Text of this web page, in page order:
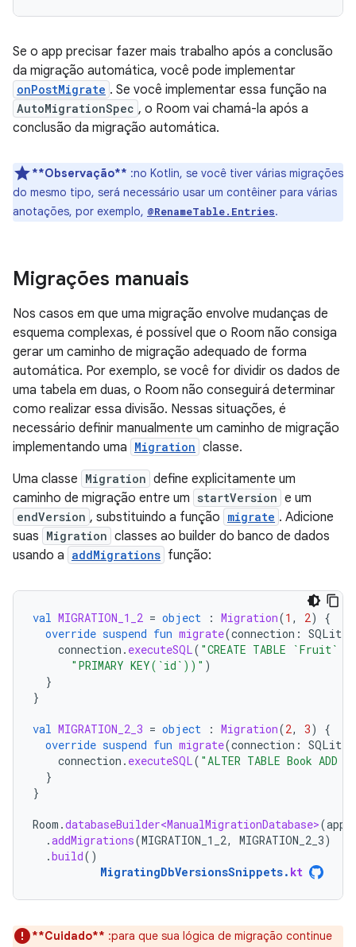
Se o app precisar fazer mais trabalho após a conclusão
da migração automática, você pode implementar
onPostMigrate . Se você implementar essa função na
AutoMigrationSpec , o Room vai chamá-la após a
conclusão da migração automática.
**Observação** :no Kotlin, se você tiver várias migrações
do mesmo tipo, será necessário usar um contêiner para várias
anotações, por exemplo, @RenameTable.Entries.
Migrações manuais
Nos casos em que uma migração envolve mudanças de
esquema complexas, é possível que o Room não consiga
gerar um caminho de migração adequado de forma
automática. Por exemplo, se você for dividir os dados de
uma tabela em duas, o Room não conseguirá determinar
como realizar essa divisão. Nessas situações, é
necessário definir manualmente um caminho de migração
implementando uma Migration classe.
Uma classe Migration define explicitamente um
caminho de migração entre um startVersion e um
endVersion , substituindo a função migrate . Adicione
suas Migration classes ao builder do banco de dados
usando a addMigrations função:
val MIGRATION_1_2 = object : Migration(1 , 2)
{
override suspend fun migrate(connection :
connection . executeSQL( "CREATE TABLE `Fruit`
"PRIMARY KEY(`id`))" )
}
}
val MIGRATION_2_3 = object : Migration(2, 3)
{
override suspend fun migrate(connection :
connection . executeSQL( "ALTER TABLE Book ADD
}
}
Room .databaseBuilder<ManualMigrationDatabase>(
.addMigrations(MIGRATION_1_2, MIGRATION_2_3)
.build()
MigratingDbVersionsSnippets. kt
**Cuidado** :para que sua lógica de migração continue